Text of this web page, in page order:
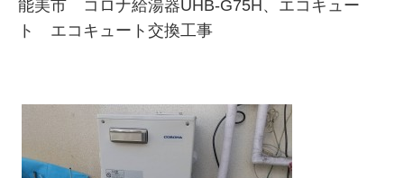
能美市 コロナ給湯器UHB-G75H、エコキュー
ト エコキュート交換工事